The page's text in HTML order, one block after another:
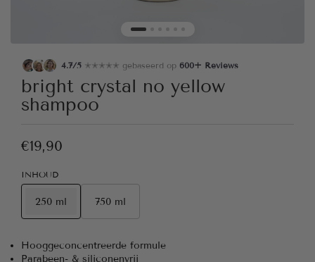
4.7/5 ✭✭✭✭✭ gebaseerd op 600+ Reviews
bright crystal no yellow
shampoo
€19,90
INHOUD
250 ml 750 ml
Hooggeconcentreerde formule
Parabeen- & siliconenvrij